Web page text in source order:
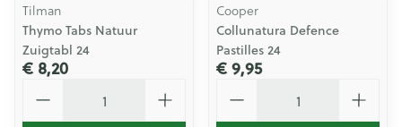
Tilman
Thymo Tabs Natuur
Zuigtabl 24
€ 8,20
Cooper
Collunatura Defence
Pastilles 24
€ 9,95